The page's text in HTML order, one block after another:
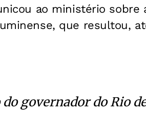
ao ministério sobre
que resultou,
governador do Rio